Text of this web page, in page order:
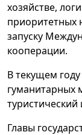
хозяйстве,
приоритетных
запуску
кооперации.
В текущем
гуманитарных
Главы